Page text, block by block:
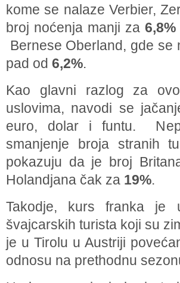
kome se nalaze Verbier,
broj noćenja manji za6,8%
Bernese Oberland, gde
pad od 6,2%.
Kao glavni razlog za
uslovima, navodi se
euro, dolar i funtu.
smanjenje broja stranih
pokazuju da je broj
Holandjana čak za 19%.
Takodje, kurs franka je
švajcarskih turista koji su
je u Tirolu u Austriji
odnosu na prethodnu